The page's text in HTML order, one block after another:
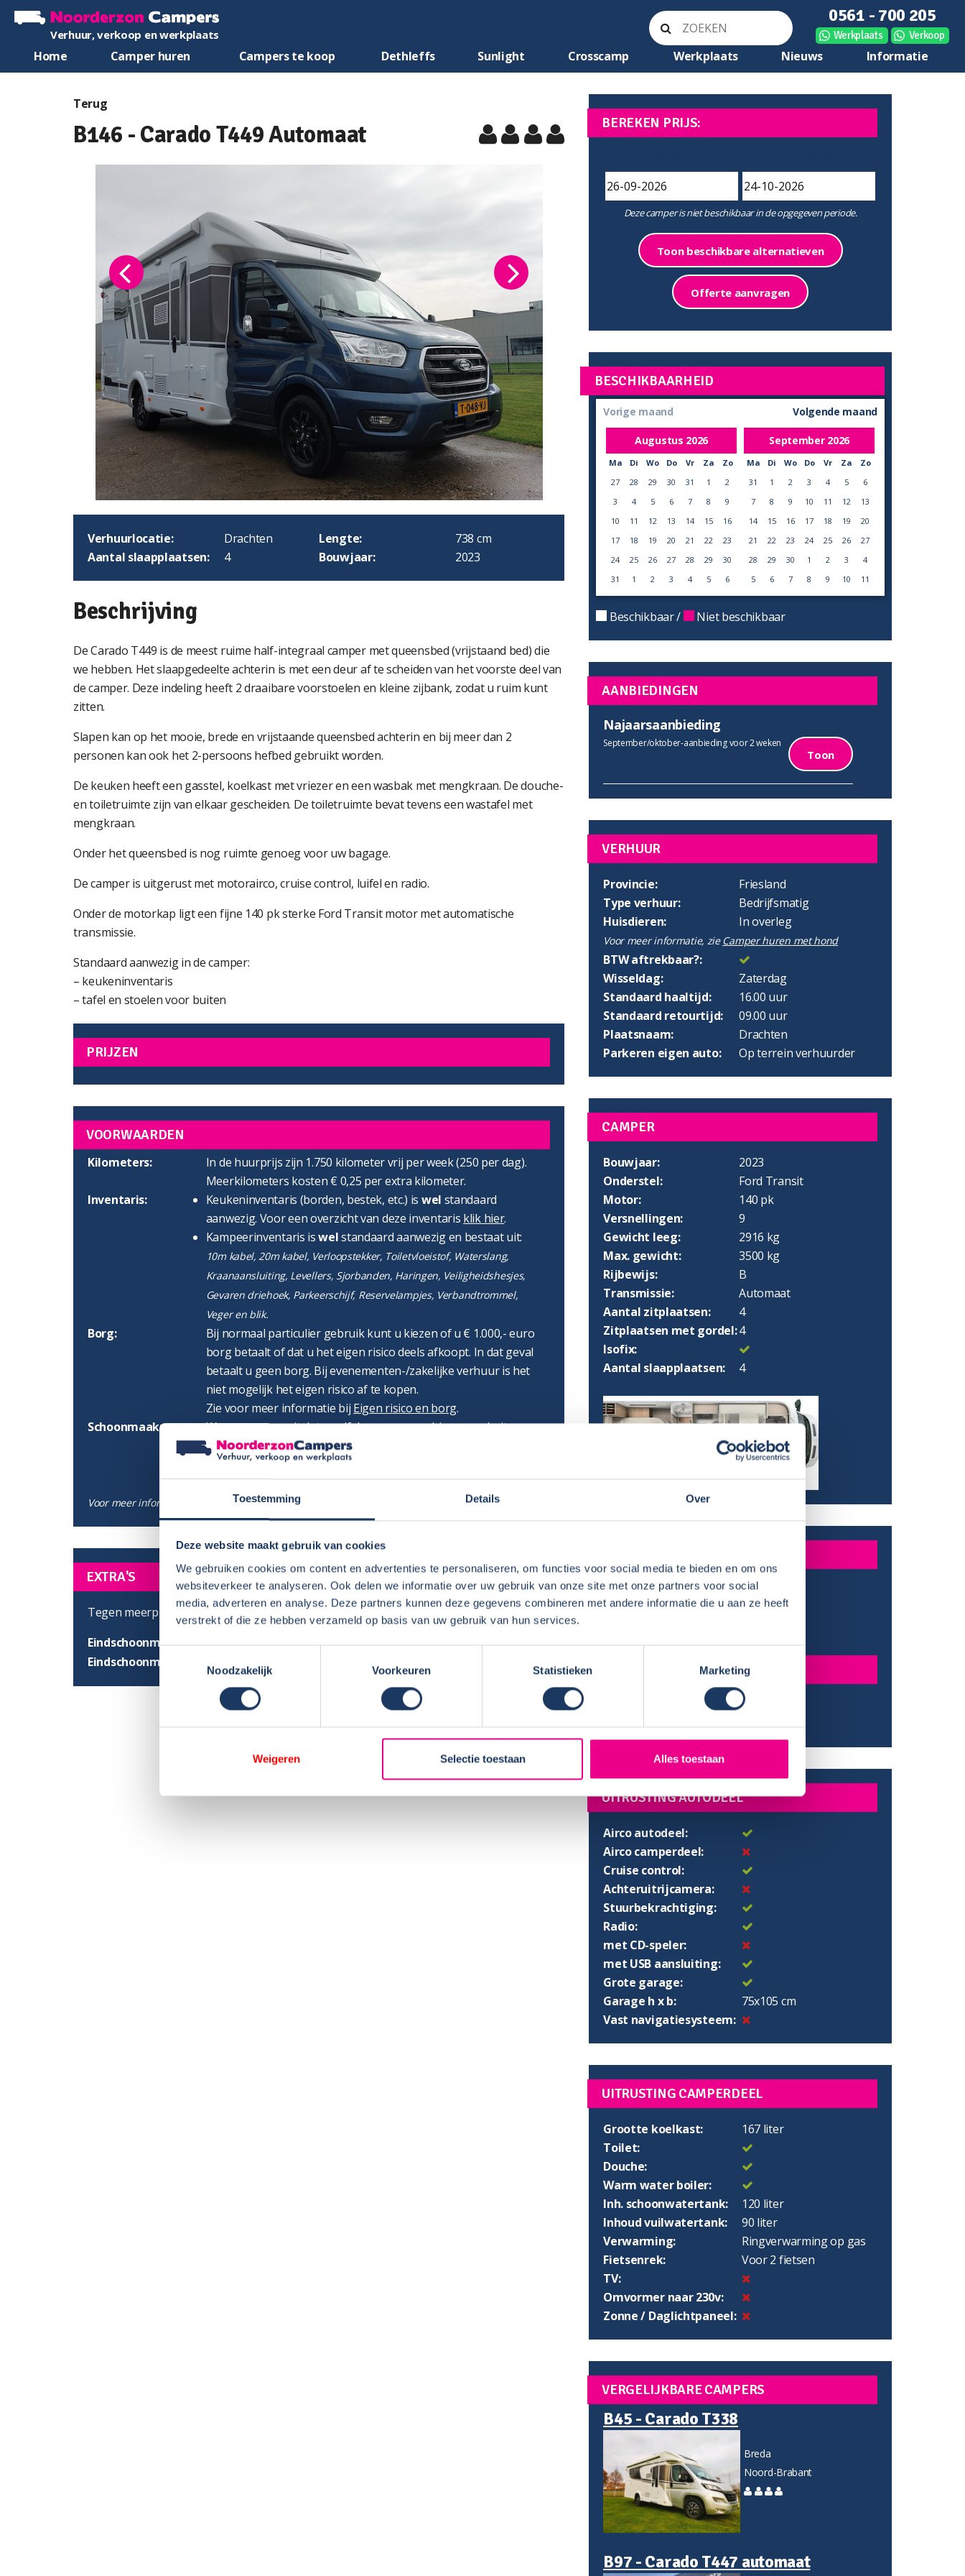
Toestemming Details Over
Deze website maakt gebruik van cookies
We gebruiken cookies om content en advertenties te personaliseren, om functies voor social media te bieden en om ons
websiteverkeer te analyseren. Ook delen we informatie over uw gebruik van onze site met onze partners voor social
media, adverteren en analyse. Deze partners kunnen deze gegevens combineren met andere informatie die u aan ze heeft
verstrekt of die ze hebben verzameld op basis van uw gebruik van hun services.
Noodzakelijk
Voorkeuren Statistieken Marketing
Weigeren Selectie toestaan Alles toestaan
Verhuur, verkoop en werkplaats
0561 - 700 205
Werkplaats Verkoop
Home Camper huren Campers te koop Dethleffs Sunlight Crosscamp Werkplaats Nieuws Informatie
Terug
B146 - Carado T449 Automaat
Verhuurlocatie: Drachten Lengte:
738 cm
Aantal slaapplaatsen:
4 Bouwjaar: 2023
Beschrijving
De Carado T449 is de meest ruime half-integraal camper met queensbed (vrijstaand bed) die
we hebben. Het slaapgedeelte achterin is met een deur af te scheiden van het voorste deel van
de camper. Deze indeling heeft 2 draaibare voorstoelen en kleine zijbank, zodat u ruim kunt
zitten.
Slapen kan op het mooie, brede en vrijstaande queensbed achterin en bij meer dan 2
personen kan ook het 2-persoons hefbed gebruikt worden.
De keuken heeft een gasstel, koelkast met vriezer en een wasbak met mengkraan. De douche-
en toiletruimte zijn van elkaar gescheiden. De toiletruimte bevat tevens een wastafel met
mengkraan.
Onder het queensbed is nog ruimte genoeg voor uw bagage.
De camper is uitgerust met motorairco, cruise control, luifel en radio.
Onder de motorkap ligt een fijne 140 pk sterke Ford Transit motor met automatische
transmissie.
Standaard aanwezig in de camper:
– keukeninventaris
– tafel en stoelen voor buiten
PRIJZEN
VOORWAARDEN
Kilometers:
In de huurprijs zijn 1.750 kilometer vrij per week (250 per dag).
Meerkilometers kosten € 0,25 per extra kilometer.
Inventaris:
Keukeninventaris (borden, bestek, etc.) is wel standaard
aanwezig. Voor een overzicht van deze inventaris klik hier.
Kampeerinventaris iswelstandaard aanwezig en bestaat uit:
10m kabel, 20m kabel, Verloopstekker, Toiletvloeistof, Waterslang,
Kraanaansluiting, Levellers, Sjorbanden, Haringen, Veiligheidshesjes,
Gevaren driehoek, Parkeerschijf, Reservelampjes, Verbandtrommel,
Veger en blik.
Borg:
Bij normaal particulier gebruik kunt u kiezen of u € 1.000,- euro
borg betaalt of dat u het eigen risico deels afkoopt. In dat geval
betaalt u geen borg. Bij evenementen-/zakelijke verhuur is het
niet mogelijk het eigen risico af te kopen.
Zie voor meer informatie bij Eigen risico en borg.
Schoonmaak:
We gaan ervan uit dat u zelf de camper van binnen en buiten
schoonmaakt. Bij veel campers is het mogelijk dit tegen betaling
te laten doen. Zie hieronder bij Extras.
Voor meer informatie lees ook onzeAlgemene Voorwaarden Verhuurinformatie.
EXTRA'S
Tegen meerprijs zijn de volgende extra's mogelijk:
Eindschoonmaak binnen- en buitenzijde
€ 125,- per boeking
Eindschoonmaak buitenzijde
BEREKEN PRIJS:
Deze camper is niet beschikbaar in de opgegeven periode.
Toon beschikbare alternatieven
Offerte aanvragen
BESCHIKBAARHEID
Vorige maand
Augustus 2026
Ma Di Wo Do Vr Za
Zo
27
28 29 30 31 1
2
3
4 5 6 7 8
9
10
11 12 13 14 15
16
17
18 19 20 21 22
23
24
25 26 27 28 29
30
31
1 2 3 4 5 6
Volgende maand
September 2026
Ma Di Wo Do Vr Za
Zo
31
1 2 3 4 5
6
7
8 9 10 11 12
13
14
15 16 17 18 19
20
21
22 23 24 25 26
27
28
29 30 1 2 3
4
5
6 7 8 9 10 11
Beschikbaar / Niet beschikbaar
AANBIEDINGEN
Najaarsaanbieding
September/oktober-aanbieding voor 2 weken
Toon
VERHUUR
Provincie:
Friesland
Type verhuur:
Bedrijfsmatig
Huisdieren:
In overleg
Voor meer informatie, zie Camper huren met hond
BTW aftrekbaar?:
Wisseldag:
Zaterdag
Standaard haaltijd:
16.00 uur
Standaard retourtijd:
09.00 uur
Plaatsnaam:
Drachten
Parkeren eigen auto:
Op terrein verhuurder
CAMPER
Bouwjaar:
2023
Onderstel:
Ford Transit
Motor:
140 pk
Versnellingen:
9
Gewicht leeg:
2916 kg
Max. gewicht:
3500 kg
Rijbewijs:
B
Transmissie:
Automaat
Aantal zitplaatsen:
4
Zitplaatsen met gordel:4
Isofix:
Aantal slaapplaatsen:
4
Lengte:
738 cm
Hoogte:
295 cm
Stahoogte:
210 cm
200x140 cm
Queensbed:
195x150
UITRUSTING AUTODEEL
Airco autodeel:
Airco camperdeel:
Cruise control:
Achteruitrijcamera:
Stuurbekrachtiging:
Radio:
met CD-speler:
met USB aansluiting:
Grote garage:
Garage h x b:
75x105 cm
Vast navigatiesysteem:
UITRUSTING CAMPERDEEL
Grootte koelkast:
167 liter
Toilet:
Douche:
Warm water boiler:
Inh. schoonwatertank:
120 liter
Inhoud vuilwatertank:
90 liter
Verwarming:
Ringverwarming op gas
Fietsenrek:
Voor 2 fietsen
TV:
Omvormer naar 230v:
Zonne / Daglichtpaneel:
VERGELIJKBARE CAMPERS
B45 - Carado T338
Breda
Noord-Brabant
B97 - Carado T447 automaat